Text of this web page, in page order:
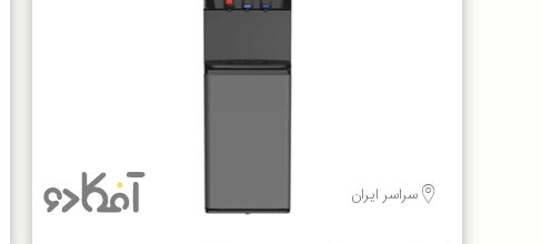
سراسر ایران